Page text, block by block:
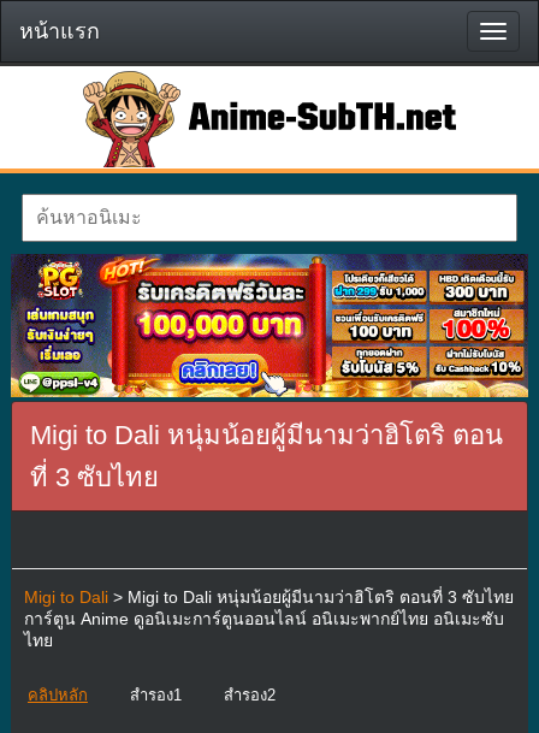
หน้า
แรก
หน้าแรก
Migi to Dali หนุ่มน้อยผู้มีนามว่าฮิโตริ ตอน
ที่ 3 ซับไทย
Migi to Dali> Migi to Dali หนุ่มน้อยผู้มีนามว่าฮิโตริ ตอนที่ 3 ซับไทย
การ์ตูน Anime ดูอนิเมะการ์ตูนออนไลน์ อนิเมะพากย์ไทย อนิเมะซับ
ไทย
คลิปหลัก สำรอง1 สำรอง2